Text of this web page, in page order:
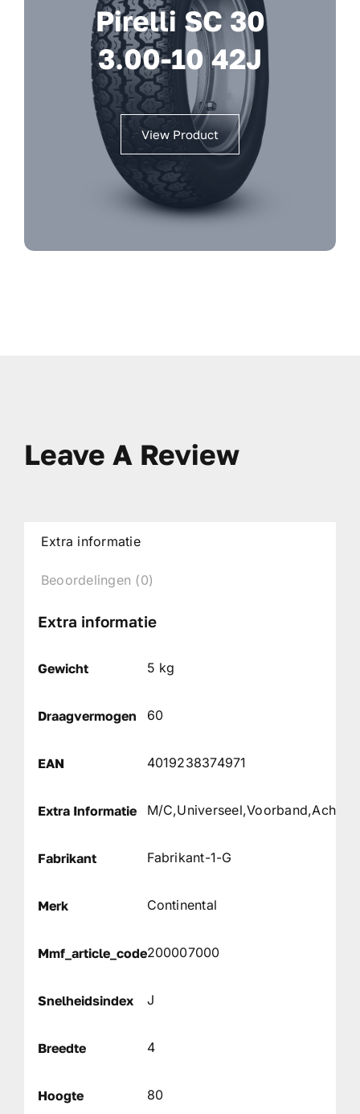
Pirelli SC 30
3.00-10 42J
View Product
Leave A Review
Extra informatie
Beoordelingen (0)
Extra informatie
Gewicht 5 kg
Draagvermogen 60
EAN 4019238374971
Extra Informatie M/
Fabrikant Fabrikant-1-G
Merk Continental
Mmf_article_code200007000
Snelheidsindex J
Breedte 4
Hoogte 80